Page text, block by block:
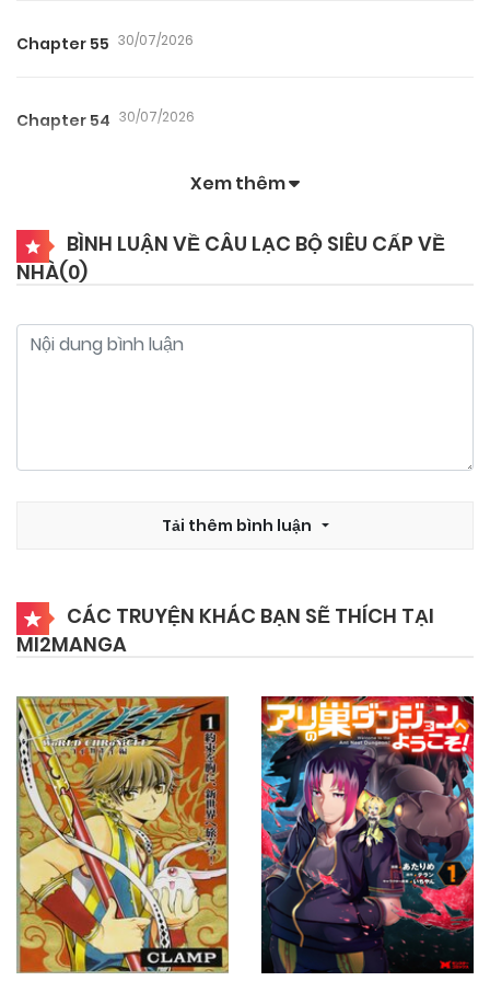
Chapter 55 30/07/2026
Chapter 54 30/07/2026
30/07/2026
Chapter 52
Chapter 51 17/02/2026
Chapter 47 17/02/2026
Chapter 46 17/02/2026
Chapter 45 17/02/2026
Chapter 44 17/02/2026
Chapter 43 17/02/2026
Xem thêm
BÌNH LUẬN VỀ CÂU LẠC BỘ SIÊU CẤP VỀ
NHÀ(0)
Tải thêm bình luận
CÁC TRUYỆN KHÁC BẠN SẼ THÍCH TẠI
MI2MANGA